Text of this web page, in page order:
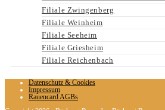
Filiale Zwingenberg
Filiale Weinheim
Filiale Seeheim
Filiale Griesheim
Filiale Reichenbach
Datenschutz & Cookies
Impressum
Rauencard AGBs